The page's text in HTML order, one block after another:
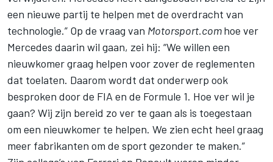
een nieuwe partij te helpen met de overdracht van
technologie.” Op de vraag van Motorsport.comhoe ver
Mercedes daarin wil gaan, zei hij: “We willen een
nieuwkomer graag helpen voor zover de reglementen
dat toelaten. Daarom wordt dat onderwerp ook
besproken door de FIA en de Formule 1. Hoe ver wil je
gaan? Wij zijn bereid zo ver te gaan als is toegestaan
om een nieuwkomer te helpen. We zien echt heel graag
meer fabrikanten om de sport gezonder te maken.”